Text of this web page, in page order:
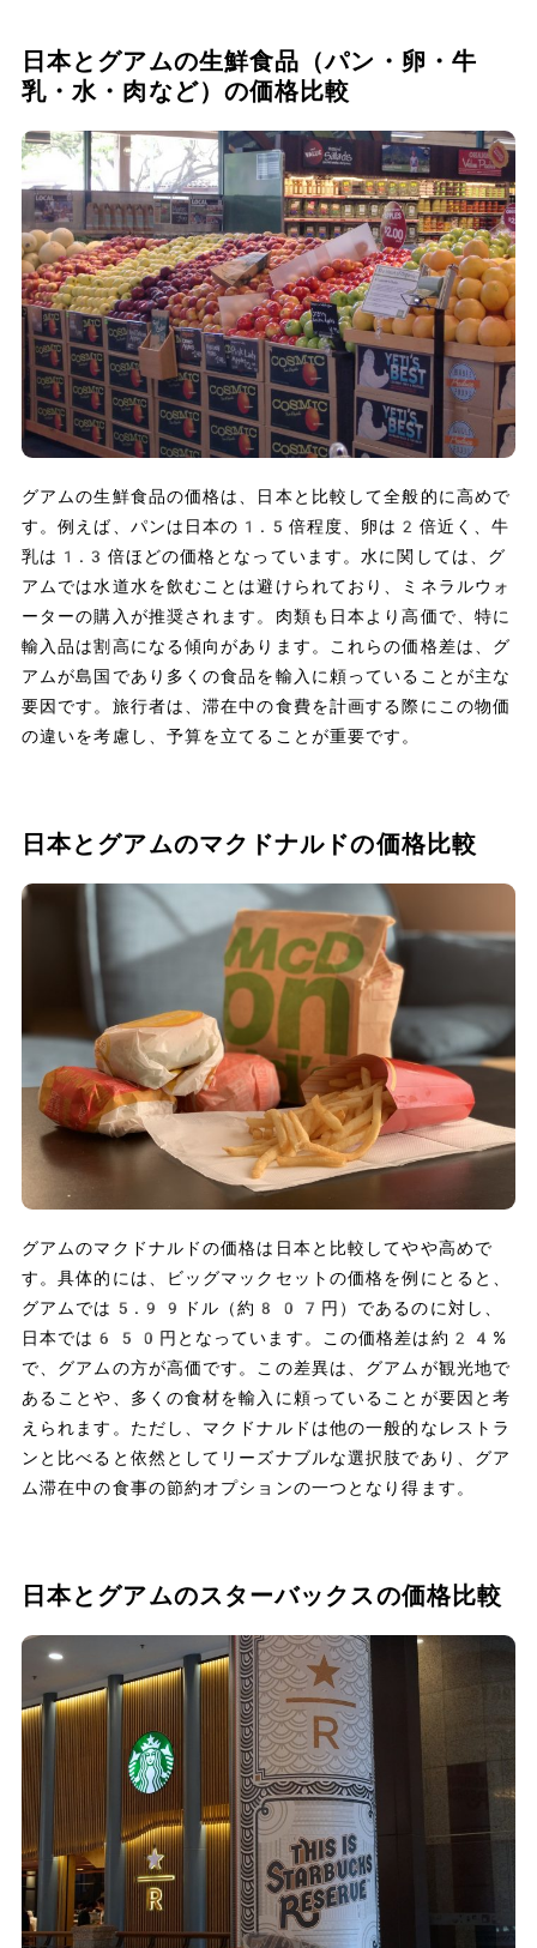
日本とグアムの生鮮食品（パン・卵・牛
乳・水・肉など）の価格比較
グアムの生鮮食品の価格は、日本と比較して全般的に高めで
す。例えば、パンは日本の1.5倍程度、卵は2倍近く、牛
乳は1.3倍ほどの価格となっています。水に関しては、グ
アムでは水道水を飲むことは避けられており、ミネラルウォ
ーターの購入が推奨されます。肉類も日本より高価で、特に
輸入品は割高になる傾向があります。これらの価格差は、グ
アムが島国であり多くの食品を輸入に頼っていることが主な
要因です。旅行者は、滞在中の食費を計画する際にこの物価
の違いを考慮し、予算を立てることが重要です。
日本とグアムのマクドナルドの価格比較
グアムのマクドナルドの価格は日本と比較してやや高めで
す。具体的には、ビッグマックセットの価格を例にとると、
グアムでは5.99ドル（約807円）であるのに対し、
日本では650円となっています。この価格差は約24%
で、グアムの方が高価です。この差異は、グアムが観光地で
あることや、多くの食材を輸入に頼っていることが要因と考
えられます。ただし、マクドナルドは他の一般的なレストラ
ンと比べると依然としてリーズナブルな選択肢であり、グア
ム滞在中の食事の節約オプションの一つとなり得ます。
日本とグアムのスターバックスの価格比較